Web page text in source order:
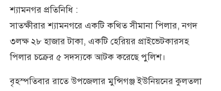
শ্যামনগর প্রতিনিধি :
সাতক্ষীরার শ্যামনগরে একটি কথিত সীমানা পিলার, নগদ
৩লক্ষ ২৮ হাজার টাকা, একটি হেরিয়র প্রাইভেটকারসহ
পিলার চক্রের ৫ সদস্যকে আটক করেছে পুলিশ।
বৃহস্পতিবার রাতে উপজেলার মুন্সিগঞ্জ ইউনিয়নের কুলতলা